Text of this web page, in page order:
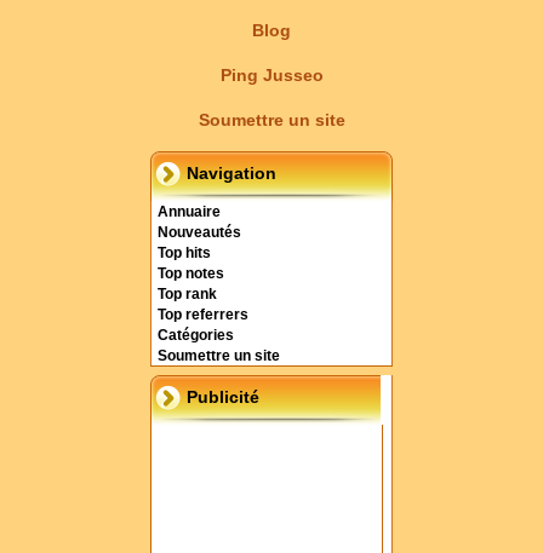
Blog
Ping Jusseo
Soumettre un site
Navigation
Annuaire
Nouveautés
Top hits
Top notes
Top rank
Top referrers
Catégories
Soumettre un site
Publicité